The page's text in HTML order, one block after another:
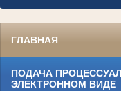
ГЛАВНАЯ
ПОДАЧА
ЭЛЕКТРОННОМ ВИДЕ